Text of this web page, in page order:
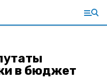
в бюджет